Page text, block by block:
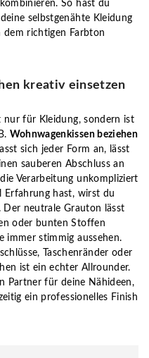
So hast du
selbstgenähte Kleidung
dem richtigen Farbton
kreativ einsetzen
nur für Kleidung, sondern ist
Wohnwagenkissen beziehen
sich jeder Form an, lässt
sauberen Abschluss an
Verarbeitung unkompliziert
Erfahrung hast, wirst du
Der neutrale Grauton lässt
oder bunten Stoffen
immer stimmig aussehen.
Taschenränder oder
ist ein echter Allrounder.
Partner für deine Nähideen,
ein professionelles Finish